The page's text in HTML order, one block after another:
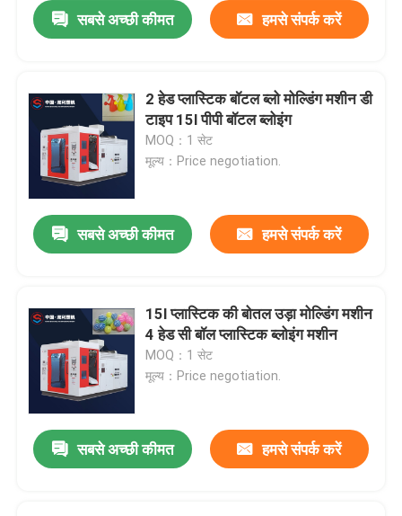
सबसे अच्छी कीमत हमसे संपर्क करें
2 हेड प्लास्टिक बॉटल ब्लो मोल्डिंग मशीन डी
टाइप 15l पीपी बॉटल ब्लोइंग
MOQ：1 सेट
मूल्य：Price negotiation.
सबसे अच्छी कीमत हमसे संपर्क करें
15l प्लास्टिक की बोतल उड़ा मोल्डिंग मशीन
4 हेड सी बॉल प्लास्टिक ब्लोइंग मशीन
MOQ：1 सेट
मूल्य：Price negotiation.
सबसे अच्छी कीमत हमसे संपर्क करें